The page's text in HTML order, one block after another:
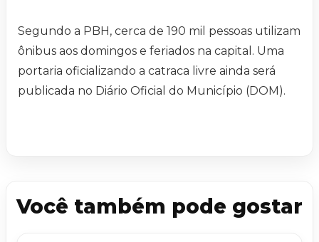
Segundo a PBH, cerca de 190 mil pessoas utilizam
ônibus aos domingos e feriados na capital. Uma
portaria oficializando a catraca livre ainda será
publicada no Diário Oficial do Município (DOM).
Você também pode gostar